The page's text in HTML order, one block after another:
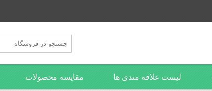
لیست علاقه مندی ها مقایسه محصولات